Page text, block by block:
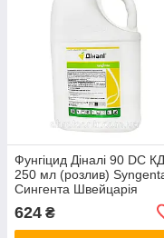
Фунгіцид Діналі 90 DC КД
250 мл (розлив)
Сингента Швейцарія
624 ₴